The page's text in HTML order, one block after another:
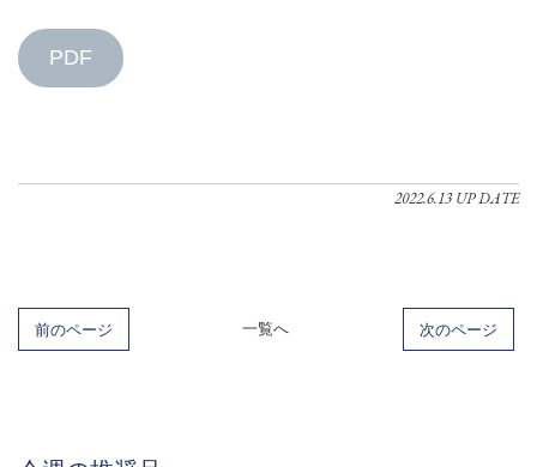
PDF
2022.6.13 UP DATE
前のページ 一覧へ 次のページ